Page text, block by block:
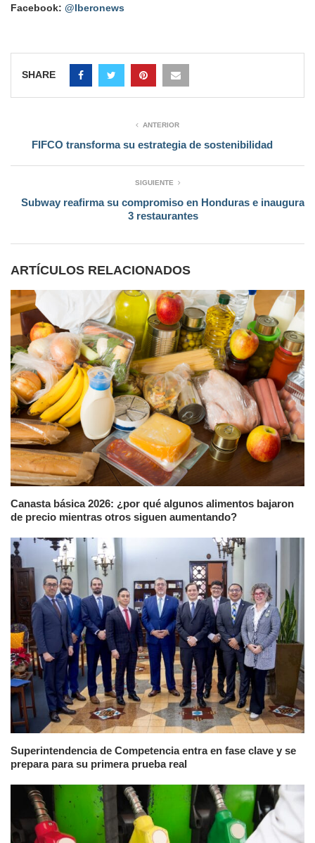
Facebook: @Iberonews
SHARE
ANTERIOR
FIFCO transforma su estrategia de sostenibilidad
SIGUIENTE
Subway reafirma su compromiso en Honduras e inaugura
3 restaurantes
ARTÍCULOS RELACIONADOS
Canasta básica 2026: ¿por qué algunos alimentos bajaron
de precio mientras otros siguen aumentando?
Superintendencia de Competencia entra en fase clave y se
prepara para su primera prueba real